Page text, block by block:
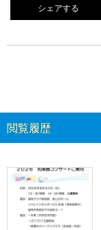
シェアする
閲覧履歴